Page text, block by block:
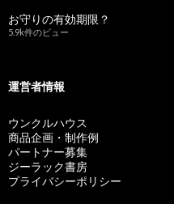
お守りの有効期限？
5.9k件のビュー
運営者情報
ウンクルハウス
商品企画・制作例
パートナー募集
ジーラック書房
プライバシーポリシー